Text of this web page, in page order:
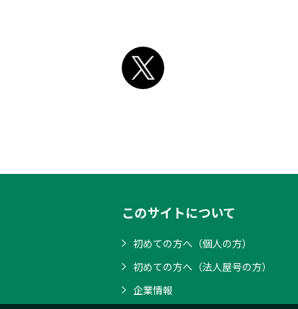
このサイトについて
初めての方へ（個人の方）
初めての方へ（法人屋号の方）
企業情報